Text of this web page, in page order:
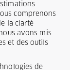
comprenons
la clarté
avons mis
et des outils
de